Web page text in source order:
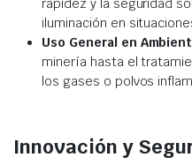
rapidez y la seguridad
iluminación en
Uso General en
minería hasta el
los gases o polvos
Innovación y